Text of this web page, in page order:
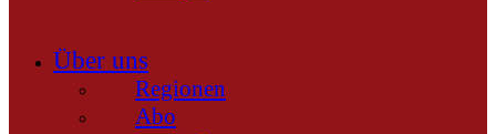
Über uns
Regionen
Abo